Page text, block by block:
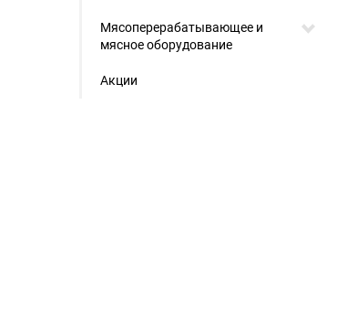
Мясоперерабатывающее и
мясное оборудование
Акции